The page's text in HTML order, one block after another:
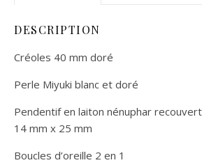
DESCRIPTION
Créoles 40 mm doré
Perle Miyuki blanc et doré
Pendentif en laiton nénuphar
14 mm x 25 mm
Boucles d’oreille 2 en 1